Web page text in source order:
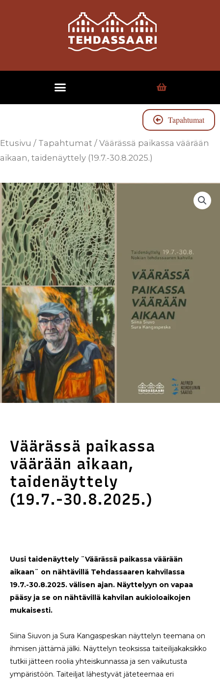
Tapahtumat
Etusivu / Tapahtumat / Väärässä paikassa väärään
aikaan, taidenäyttely (19.7.-30.8.2025.)
Väärässä paikassa
väärään aikaan,
taidenäyttely
(19.7.-30.8.2025.)
Uusi taidenäyttely ¨Väärässä paikassa väärään
aikaan¨ on nähtävillä Tehdassaaren kahvilassa
19.7.-30.8.2025. välisen ajan. Näyttelyyn on vapaa
pääsy ja se on nähtävillä kahvilan aukioloaikojen
mukaisesti.
Siina Siuvon ja Sura Kangaspeskan näyttelyn teemana on
ihmisen jättämä jälki. Näyttelyn teoksissa taiteilijakaksikko
tutkii jätteen roolia yhteiskunnassa ja sen vaikutusta
ympäristöön. Taiteiljat lähestyvät jäteteemaa eri